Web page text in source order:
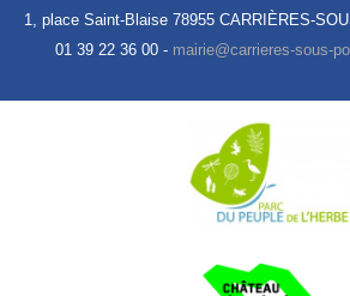
1, place Saint-Blaise 78955 CARRIÈRES-
01 39 22 36 00 -